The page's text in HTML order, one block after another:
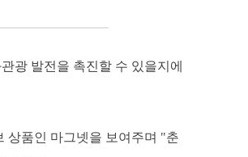
광 발전을 촉진할 수 있을지에
상품인 마그넷을 보여주며 "춘